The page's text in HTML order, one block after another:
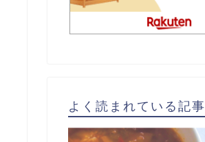
よく読まれている記事